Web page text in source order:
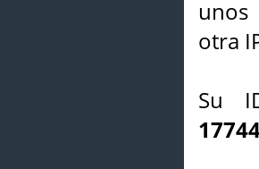
unos
otra
Su